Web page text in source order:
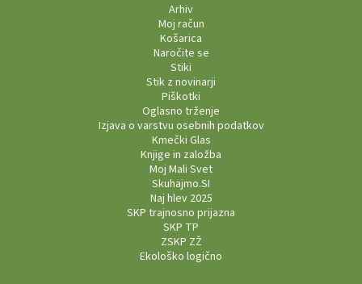
Arhiv
Moj račun
Košarica
Naročite se
Stiki
Stik z novinarji
Piškotki
Oglasno trženje
Izjava o varstvu osebnih podatkov
Kmečki Glas
Knjige in založba
Moj Mali Svet
Skuhajmo.SI
Naj hlev 2025
SKP trajnosno prijazna
SKP TP
ZSKP ZŽ
Ekološko logično